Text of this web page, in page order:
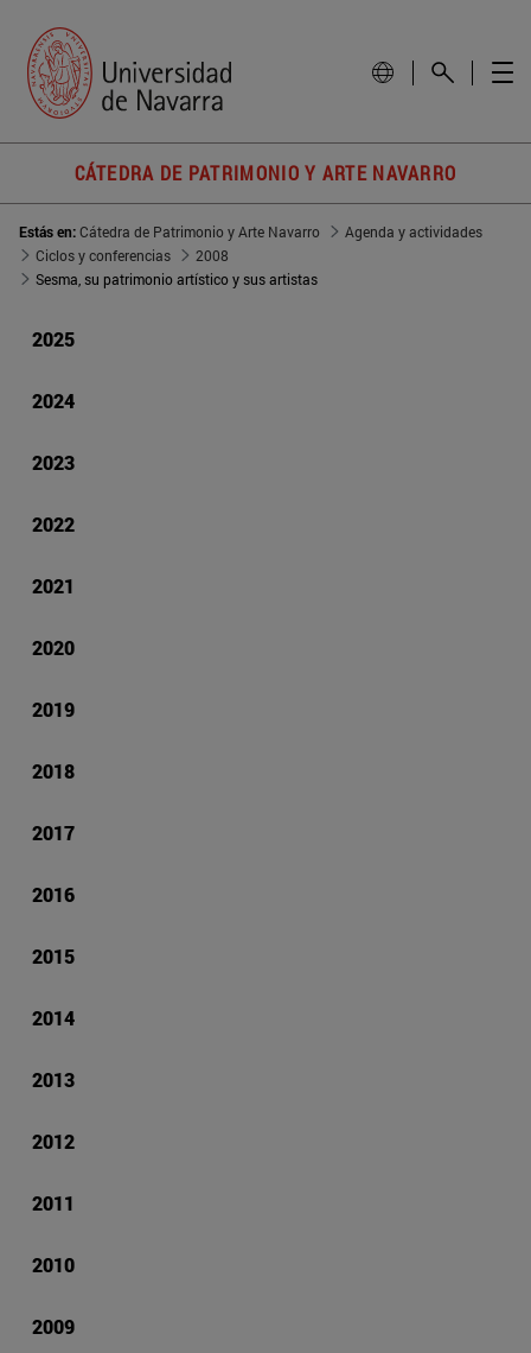
CÁTEDRA DE PATRIMONIO Y ARTE NAVARRO
Estás en:Cátedra de Patrimonio y Arte Navarro
Agenda y actividades
Ciclos y conferencias
2008
Sesma, su patrimonio artístico y sus artistas
2025
2024
2023
2022
2021
2020
2019
2018
2017
2016
2015
2014
2013
2012
2011
2010
2009